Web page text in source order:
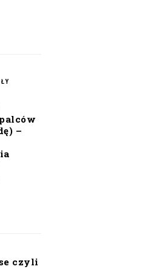
–
czyli